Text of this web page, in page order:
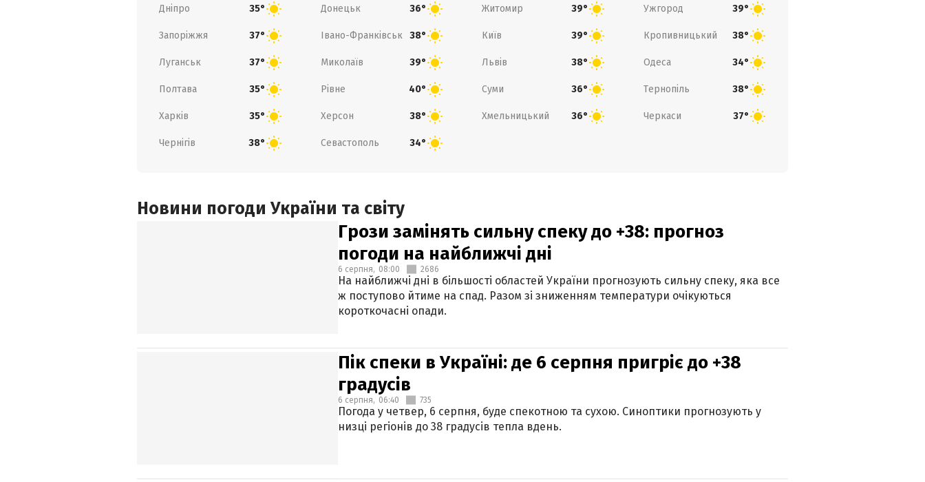
Дніпро 35° Донецьк 36° Житомир 39° Ужгород 39°
Запоріжжя 37° Івано-Франківськ 38° Київ 39° Кропивницький 38°
Луганськ 37° Миколаїв 39° Львів 38° Одеса 34°
Полтава 35° Рівне 40° Суми 36° Тернопіль 38°
Харків 35° Херсон 38° Хмельницький 36° Черкаси 37°
Чернігів 38° Севастополь 34°
Новини погоди України та світу
Грози замінять сильну спеку до +38: прогноз
погоди на найближчі дні
6 серпня, 08:00 2686
На найближчі дні в більшості областей України прогнозують сильну спеку, яка все
ж поступово йтиме на спад. Разом зі зниженням температури очікуються
короткочасні опади.
Пік спеки в Україні: де 6 серпня пригріє до +38
градусів
6 серпня, 06:40 735
Погода у четвер, 6 серпня, буде спекотною та сухою. Синоптики прогнозують у
низці регіонів до 38 градусів тепла вдень.